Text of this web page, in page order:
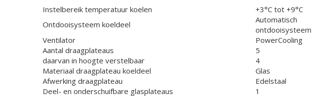
Instelbereik temperatuur koelen
+3°C tot +9°C
Ontdooisysteem koeldeel
Automatisch
ontdooisysteem
Ventilator
PowerCooling
Aantal draagplateaus
5
daarvan in hoogte verstelbaar
4
Materiaal draagplateau koeldeel
Glas
Afwerking draagplateau
Edelstaal
Deel- en onderschuifbare glasplateaus
1